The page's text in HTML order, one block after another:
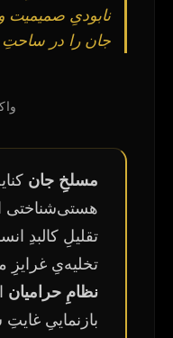
نابودیِ
جان را در ساحتِ
مسلخِ جان
هستی‌شناختی
تقلیلِ کالبدِ
تخلیه‌یِ
نظامِ حرامیان
بازنماییِ